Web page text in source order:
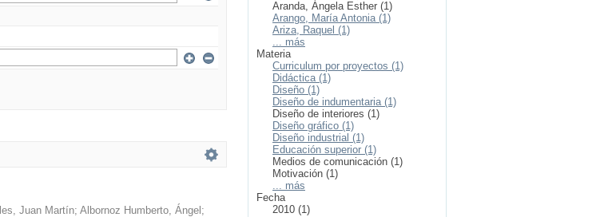
Juan Martín; Albornoz Humberto, Ángel ;
Aranda, Ángela Esther (1)
Arango, María Antonia (1)
Ariza, Raquel (1)
... más
Materia
Curriculum por proyectos (1)
Didáctica (1)
Diseño (1)
Diseño de indumentaria (1)
Diseño de interiores (1)
Diseño gráfico (1)
Diseño industrial (1)
Educación superior (1)
Medios de comunicación (1)
Motivación (1)
... más
Fecha
2010 (1)